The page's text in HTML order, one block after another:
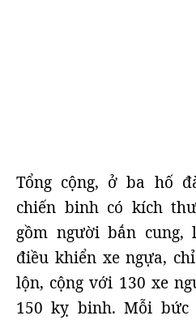
Tổng cộng, ở ba hố
chiến binh có kích
gồm người bắn
điều khiển xe ngựa,
lộn, cộng với 130 xe
150 kỵ binh. Mỗi bức